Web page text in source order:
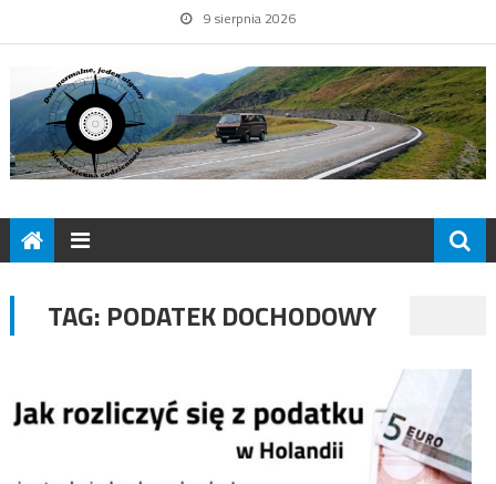
9 sierpnia 2026
TAG: PODATEK DOCHODOWY